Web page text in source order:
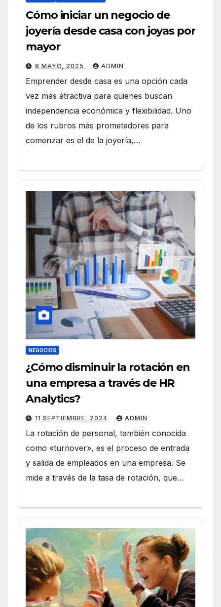
Cómo iniciar un negocio de
joyería desde casa con joyas por
mayor
8 MAYO, 2025 ADMIN
Emprender desde casa es una opción cada
vez más atractiva para quienes buscan
independencia económica y flexibilidad. Uno
de los rubros más prometedores para
comenzar es el de la joyería,…
NEGOCIOS
¿Cómo disminuir la rotación en
una empresa a través de HR
Analytics?
11 SEPTIEMBRE, 2024 ADMIN
La rotación de personal, también conocida
como «turnover», es el proceso de entrada
y salida de empleados en una empresa. Se
mide a través de la tasa de rotación, que…